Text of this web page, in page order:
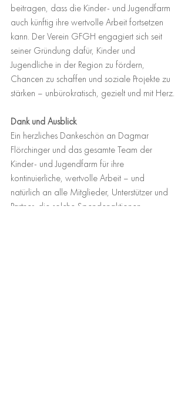
beitragen, dass die Kinder- und Jugendfarm
auch künftig ihre wertvolle Arbeit fortsetzen
kann. Der Verein GFGH engagiert sich seit
seiner Gründung dafür, Kinder und
Jugendliche in der Region zu fördern,
Chancen zu schaffen und soziale Projekte zu
stärken – unbürokratisch, gezielt und mit Herz.
Dank und Ausblick
Ein herzliches Dankeschön an Dagmar
Flörchinger und das gesamte Team der
Kinder- und Jugendfarm für ihre
kontinuierliche, wertvolle Arbeit – und
natürlich an alle Mitglieder, Unterstützer und
Partner, die solche Spendenaktionen